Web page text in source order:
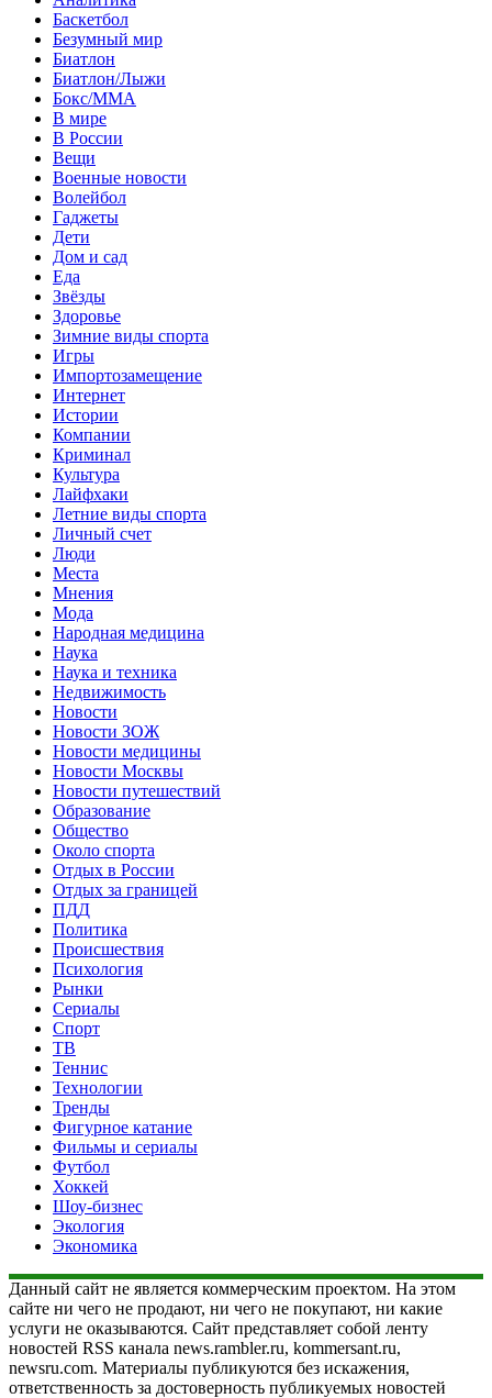
Баскетбол
Безумный мир
Биатлон
Биатлон/Лыжи
Бокс/MMA
В мире
В России
Вещи
Военные новости
Волейбол
Гаджеты
Дети
Дом и сад
Еда
Звёзды
Здоровье
Зимние виды спорта
Игры
Импортозамещение
Интернет
Истории
Компании
Криминал
Культура
Лайфхаки
Летние виды спорта
Личный счет
Люди
Места
Мнения
Мода
Народная медицина
Наука
Наука и техника
Недвижимость
Новости
Новости ЗОЖ
Новости медицины
Новости Москвы
Новости путешествий
Образование
Общество
Около спорта
Отдых в России
Отдых за границей
ПДД
Политика
Происшествия
Психология
Рынки
Сериалы
Спорт
ТВ
Теннис
Технологии
Тренды
Фигурное катание
Фильмы и сериалы
Футбол
Хоккей
Шоу-бизнес
Экология
Экономика
Данный сайт не является коммерческим проектом. На этом
сайте ни чего не продают, ни чего не покупают, ни какие
услуги не оказываются. Сайт представляет собой ленту
новостей RSS канала news.rambler.ru, kommersant.ru,
newsru.com. Материалы публикуются без искажения,
ответственность за достоверность публикуемых новостей